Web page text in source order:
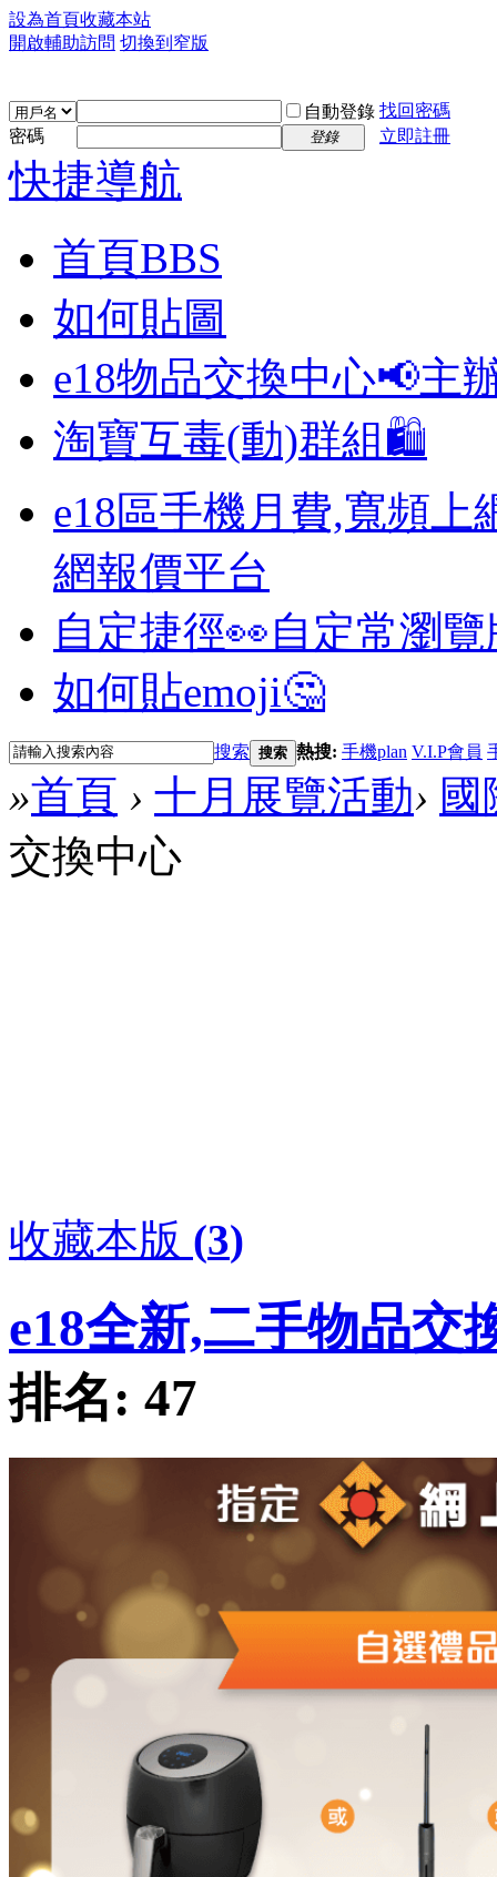
設為首頁收藏本站
開啟輔助訪問 切換到窄版
自動登錄 找回密碼
密碼
登錄 立即註冊
快捷導航
首頁BBS
如何貼圖
e18物品交換中心📢主
淘寶互毒(動)群組🛍️
e18區手機月費,寬頻上
網報價平台
自定捷徑👀自定常瀏
如何貼emoji🤔
搜索 搜索 熱搜: 手機plan V.I.P會員
»首頁 › 十月展覽活動› 國
交換中心
收藏本版 (3)
e18全新,二手物品交
排名: 47